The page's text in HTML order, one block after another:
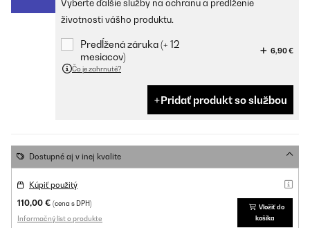
Vyberte ďalšie služby na ochranu a predĺženie
životnosti vášho produktu.
Predĺžená záruka (+ 12
mesiacov)
6,90 €
Čo je zahrnuté?
Pridať produkt so službou
Dostupné aj v inej kvalite
Kúpiť použitý
110,00 € (cena s DPH)
Informačný list o produkte
Vložiť do
košíka